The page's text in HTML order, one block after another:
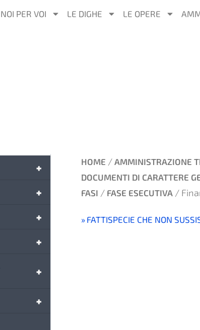
NOI PER VOI LE DIGHE LE OPERE
+
+
+
+
+
+
HOME / AMMINISTRAZIONE
DOCUMENTI DI CARATTERE
FASI / FASE ESECUTIVA /
FATTISPECIE CHE NON